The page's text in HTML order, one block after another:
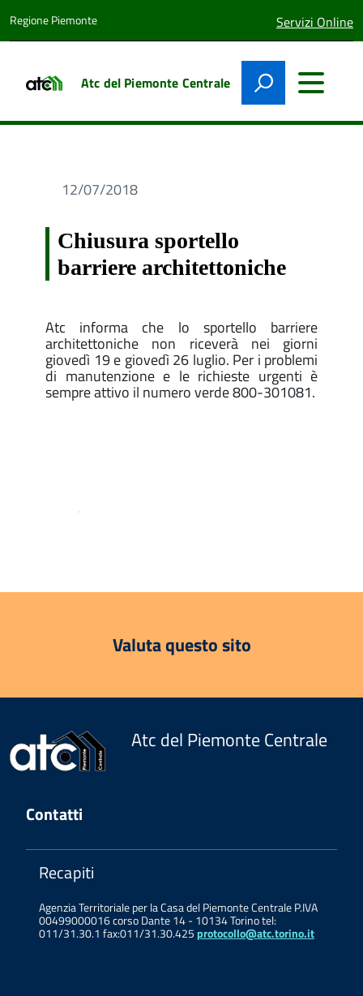
Regione Piemonte lingua
attiva:
Servizi Online
Atc del Piemonte Centrale
12/07/2018
Chiusura sportello
barriere architettoniche
Atc informa che lo sportello barriere
architettoniche non riceverà nei giorni
giovedì 19 e giovedì 26 luglio. Per i problemi
di manutenzione e le richieste urgenti è
sempre attivo il numero verde 800-301081.
.
Valuta questo sito
Atc del Piemonte Centrale
Contatti
Recapiti
Agenzia Territoriale per la Casa del Piemonte Centrale P.IVA
00499000016 corso Dante 14 - 10134 Torino tel:
011/31.30.1 fax:011/31.30.425 protocollo@atc.torino.it